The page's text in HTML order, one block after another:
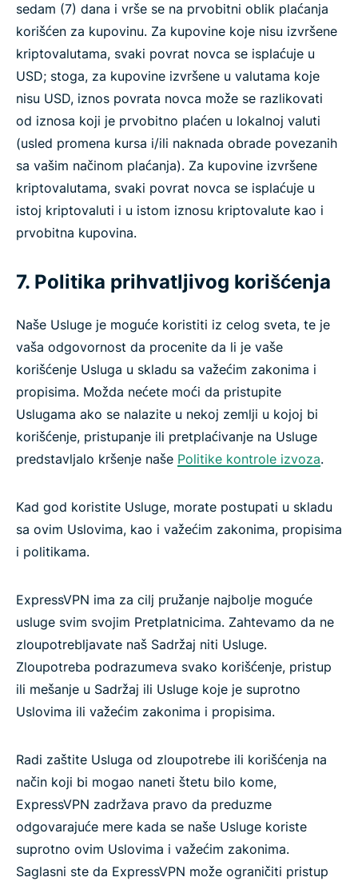
sedam (7) dana i vrše se na prvobitni oblik plaćanja
korišćen za kupovinu. Za kupovine koje nisu izvršene
kriptovalutama, svaki povrat novca se isplaćuje u
USD; stoga, za kupovine izvršene u valutama koje
nisu USD, iznos povrata novca može se razlikovati
od iznosa koji je prvobitno plaćen u lokalnoj valuti
(usled promena kursa i/ili naknada obrade povezanih
sa vašim načinom plaćanja). Za kupovine izvršene
kriptovalutama, svaki povrat novca se isplaćuje u
istoj kriptovaluti i u istom iznosu kriptovalute kao i
prvobitna kupovina.
7. Politika prihvatljivog korišćenja
Naše Usluge je moguće koristiti iz celog sveta, te je
vaša odgovornost da procenite da li je vaše
korišćenje Usluga u skladu sa važećim zakonima i
propisima. Možda nećete moći da pristupite
Uslugama ako se nalazite u nekoj zemlji u kojoj bi
korišćenje, pristupanje ili pretplaćivanje na Usluge
predstavljalo kršenje naše Politike kontrole izvoza.
Kad god koristite Usluge, morate postupati u skladu
sa ovim Uslovima, kao i važećim zakonima, propisima
i politikama.
ExpressVPN ima za cilj pružanje najbolje moguće
usluge svim svojim Pretplatnicima. Zahtevamo da ne
zloupotrebljavate naš Sadržaj niti Usluge.
Zloupotreba podrazumeva svako korišćenje, pristup
ili mešanje u Sadržaj ili Usluge koje je suprotno
Uslovima ili važećim zakonima i propisima.
Radi zaštite Usluga od zloupotrebe ili korišćenja na
način koji bi mogao naneti štetu bilo kome,
ExpressVPN zadržava pravo da preduzme
odgovarajuće mere kada se naše Usluge koriste
suprotno ovim Uslovima i važećim zakonima.
Saglasni ste da ExpressVPN može ograničiti pristup